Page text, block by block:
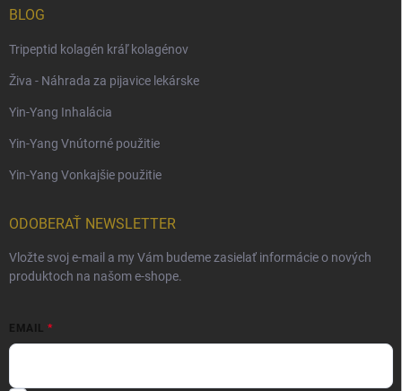
BLOG
Tripeptid kolagén kráľ kolagénov
Živa - Náhrada za pijavice lekárske
Yin-Yang Inhalácia
Yin-Yang Vnútorné použitie
Yin-Yang Vonkajšie použitie
ODOBERAŤ NEWSLETTER
Vložte svoj e-mail a my Vám budeme zasielať informácie o nových
produktoch na našom e-shope.
EMAIL